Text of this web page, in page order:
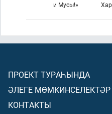
и Мусы!»
ПРОЕКТ ТУРАҺЫНДА
ӘЛЕГЕ МӨМКИНСЕЛЕКТӘР
КОНТАКТЫ